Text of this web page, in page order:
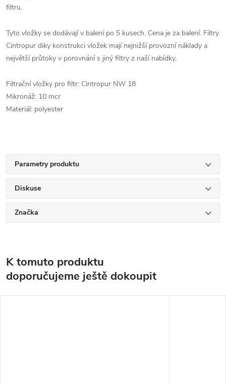
filtru.
Tyto vložky se dodávají v balení po 5 kusech. Cena je za balení. Filtry
Cintropur diky konstrukci vložek mají nejnižší provozní náklady a
největší průtoky v porovnání s jiný filtry z naší nabídky.
Filtrační vložky pro filtr: Cintropur NW 18
Mikronáž: 10 mcr
Materiál: polyester
Parametry produktu
Diskuse
Značka
K tomuto produktu
doporučujeme ještě dokoupit